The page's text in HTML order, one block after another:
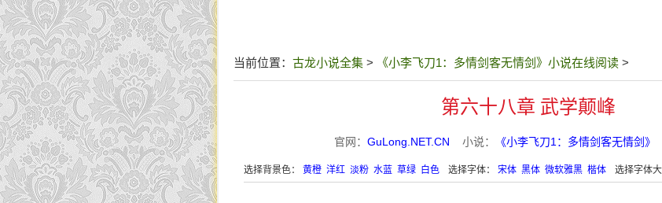
当前位置： 古龙小说全集 > 《小李飞刀1：多情剑客无情剑》小说在线阅读 >
第六十八章 武学颠峰
官网： GuLong.NET.CN 小说： 《小李飞刀1：多情剑客无情剑》
选择背景色： 黄橙 洋红 淡粉 水蓝 草绿 白色 选择字体： 宋体 黑体 微软雅黑 楷体 选择字体大